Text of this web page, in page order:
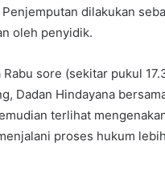
dilakukan
oleh penyidik.
sore (sekitar pukul
Dadan Hindayana
terlihat
proses hukum